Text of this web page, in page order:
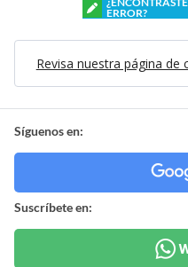
ERROR?
Revisa nuestra página de
Síguenos en:
Suscríbete en: